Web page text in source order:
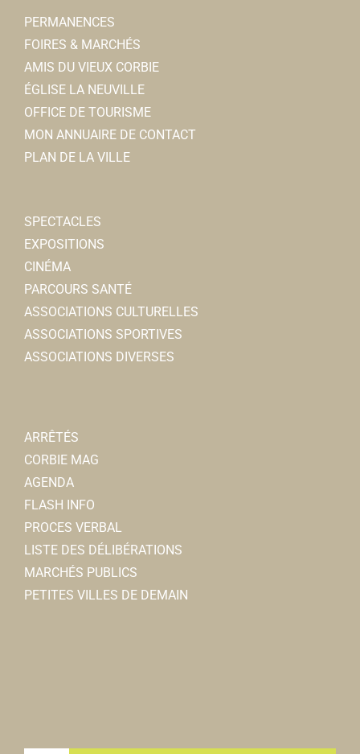
PERMANENCES
FOIRES & MARCHÉS
AMIS DU VIEUX CORBIE
ÉGLISE LA NEUVILLE
OFFICE DE TOURISME
MON ANNUAIRE DE CONTACT
PLAN DE LA VILLE
SPECTACLES
EXPOSITIONS
CINÉMA
PARCOURS SANTÉ
ASSOCIATIONS CULTURELLES
ASSOCIATIONS SPORTIVES
ASSOCIATIONS DIVERSES
ARRÊTÉS
CORBIE MAG
AGENDA
FLASH INFO
PROCES VERBAL
LISTE DES DÉLIBÉRATIONS
MARCHÉS PUBLICS
PETITES VILLES DE DEMAIN